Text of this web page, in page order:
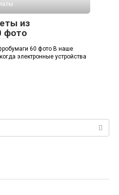
из
фото
60 фото В наше
электронные устройства